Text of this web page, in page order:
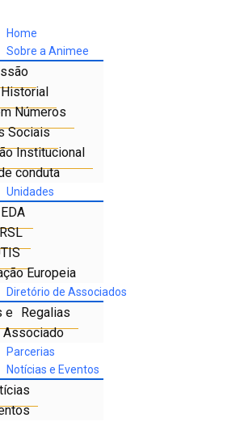
Home
Sobre a Animee
Números
Sociais
Institucional
conduta
Unidades
Europeia
Diretório de Associados
e Regalias
Associado
Parcerias
Notícias e Eventos